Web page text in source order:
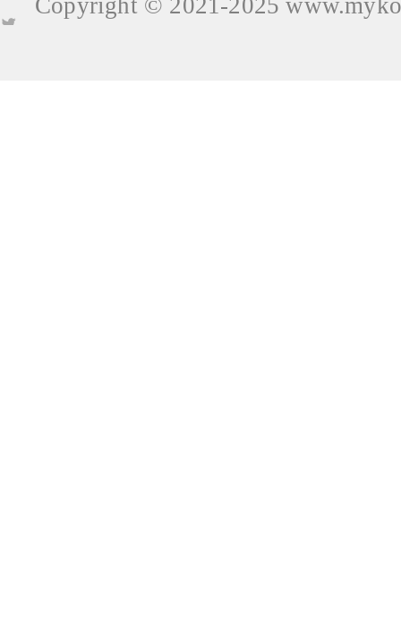
Copyright © 2021-2025